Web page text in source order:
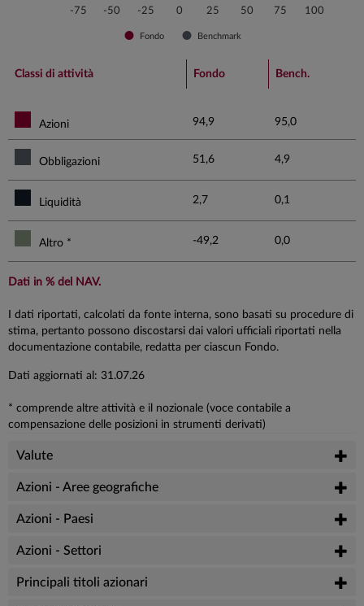
-75 -50 -25 0 25 50 75 100
Fondo Benchmark
End of interactive chart.
Classi di attività Fondo Bench.
Azioni 94,9 95,0
Obbligazioni 51,6 4,9
Liquidità 2,7 0,1
Altro * -49,2 0,0
Dati in % del NAV.
I dati riportati, calcolati da fonte interna, sono basati su procedure di
stima, pertanto possono discostarsi dai valori ufficiali riportati nella
documentazione contabile, redatta per ciascun Fondo.
Dati aggiornati al: 31.07.26
* comprende altre attività e il nozionale (voce contabile a
compensazione delle posizioni in strumenti derivati)
Valute
Azioni - Aree geografiche
Azioni - Paesi
Azioni - Settori
Principali titoli azionari